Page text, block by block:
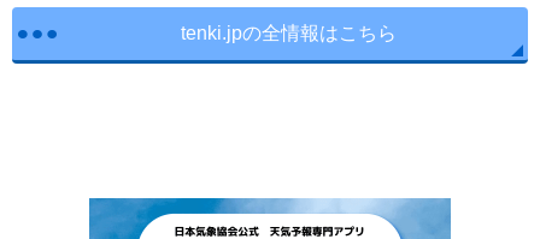
tenki.jpの全情報はこちら